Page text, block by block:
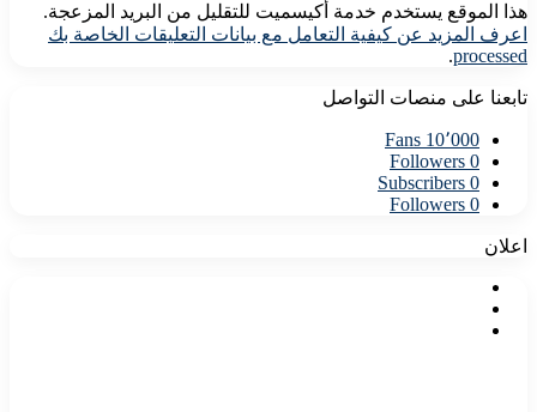
هذا الموقع يستخدم خدمة أكيسميت للتقليل من البريد المزعجة.
اعرف المزيد عن كيفية التعامل مع بيانات التعليقات الخاصة بك
processed
.
تابعنا على منصات التواصل
10٬000 Fans
0
Followers
0
Subscribers
0
Followers
اعلان